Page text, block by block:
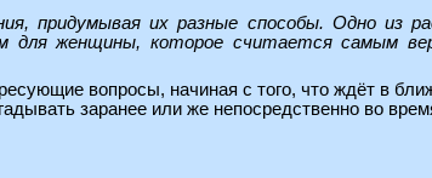
придумывая их разные способы. Одно из
для женщины, которое считается самым
вопросы, начиная с того, что ждёт в
заранее или же непосредственно во